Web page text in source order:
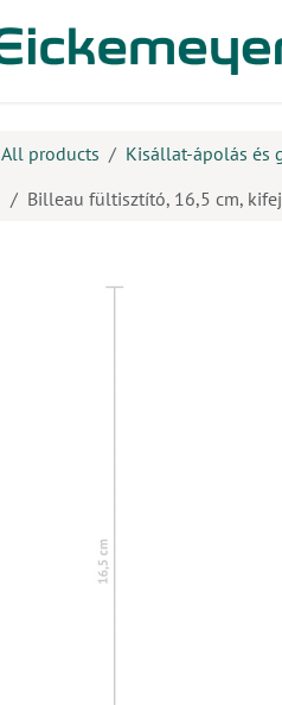
All products Kisállat-ápolás és
Billeau fültisztító, 16,5 cm,